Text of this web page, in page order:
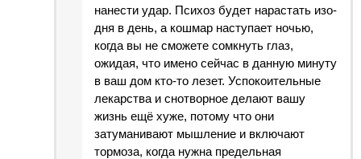
нанести удар. Психоз будет нарастать изо-
дня в день, а кошмар наступает ночью,
когда вы не сможете сомкнуть глаз,
ожидая, что имено сейчас в данную минуту
в ваш дом кто-то лезет. Успокоительные
лекарства и снотворное делают вашу
жизнь ещё хуже, потому что они
затуманивают мышление и включают
тормоза, когда нужна предельная